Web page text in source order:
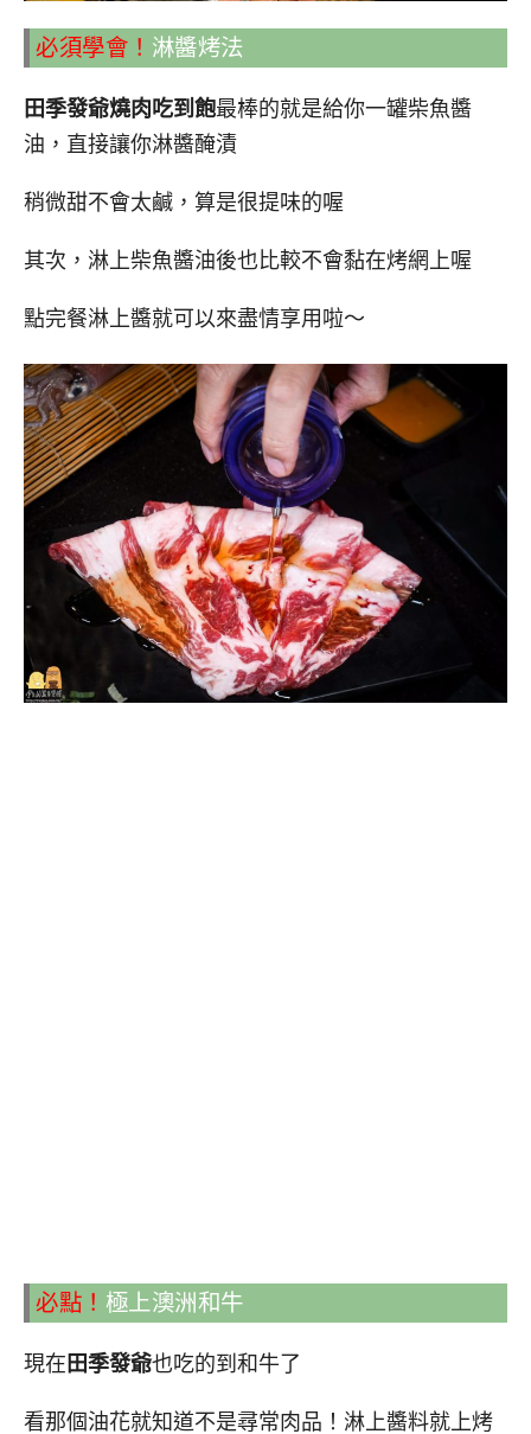
必須學會！ 淋醬烤法
田季發爺燒肉吃到飽最棒的就是給你一罐柴魚醬
油，直接讓你淋醬醃漬
稍微甜不會太鹹，算是很提味的喔
其次，淋上柴魚醬油後也比較不會黏在烤網上喔
點完餐淋上醬就可以來盡情享用啦～
必點！ 極上澳洲和牛
現在 田季發爺也吃的到和牛了
看那個油花就知道不是尋常肉品！淋上醬料就上烤